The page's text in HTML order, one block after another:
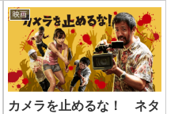
映画
カメラを止めるな！ ネタ